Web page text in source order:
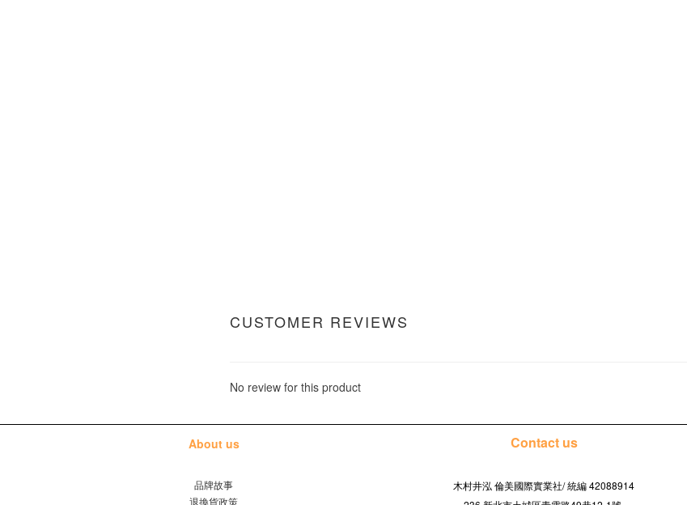
CUSTOMER REVIEWS
No review for this product
About us
品牌故事
退換貨政策
Contact us
木村井泓 倫美國際實業社/統編 42088914